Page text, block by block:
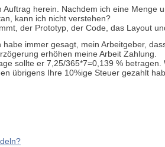
herein. Nachdem ich eine
kann ich nicht verstehen?
der Prototyp, der Code, das Layout
immer gesagt, mein Arbeitgeber,
erhöhen meine Arbeit Zahlung.
sollte er 7,25/365*7=0,139 %
übrigens Ihre 10%ige Steuer gezahlt